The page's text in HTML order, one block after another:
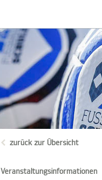
zurück zur Übersicht
Veranstaltungsinformationen